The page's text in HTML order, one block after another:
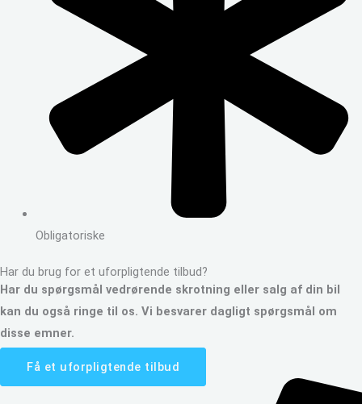
Obligatoriske
Har du brug for et uforpligtende tilbud?
Har du spørgsmål vedrørende skrotning eller salg af din bil
kan du også ringe til os. Vi besvarer dagligt spørgsmål om
disse emner.
Få et uforpligtende tilbud